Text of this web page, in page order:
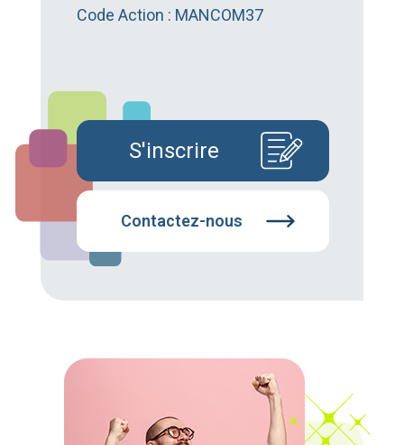
Code Action : MANCOM37
S'inscrire
Contactez-nous